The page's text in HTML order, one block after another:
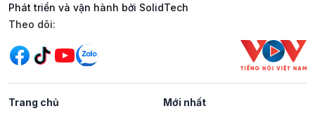
Phát triển và vận hành bởi SolidTech
Mạng xã hội
Theo dõi:
Trang chủ Mới nhất